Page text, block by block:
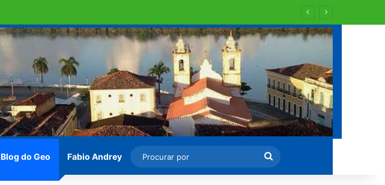
Blog do Geo Fabio Andrey
Procurar
por